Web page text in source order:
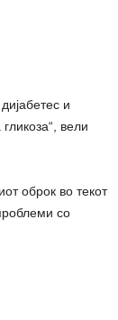
и
вели
оброк во текот
со